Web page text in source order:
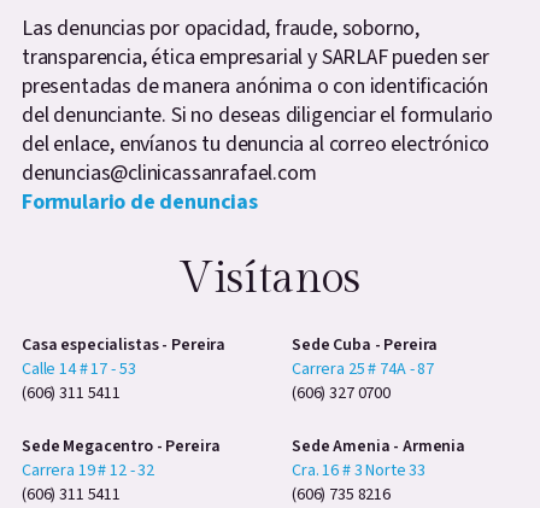
Las denuncias por opacidad, fraude, soborno,
transparencia, ética empresarial y SARLAF pueden ser
presentadas de manera anónima o con identificación
del denunciante. Si no deseas diligenciar el formulario
del enlace, envíanos tu denuncia al correo electrónico
denuncias@clinicassanrafael.com
Formulario de denuncias
Visítanos
Casa especialistas - Pereira
Calle 14 # 17 - 53
(606) 311 5411
Sede Cuba - Pereira
Carrera 25 # 74A - 87
(606) 327 0700
Sede Megacentro - Pereira
Carrera 19 # 12 - 32
(606) 311 5411
Sede Amenia - Armenia
Cra. 16 # 3 Norte 33
(606) 735 8216